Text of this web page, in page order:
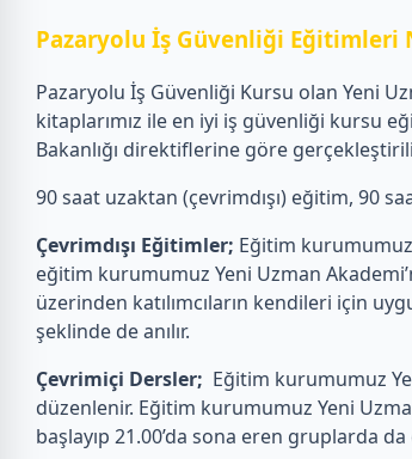
Pazaryolu İş Güvenliği Eğitimleri
Pazaryolu İş Güvenliği Kursu olan Yeni
kitaplarımız ile en iyi iş güvenliği kursu
Bakanlığı direktiflerine göre
90 saat uzaktan (çevrimdışı) eğitim, 90
Çevrimdışı Eğitimler; Eğitim kurumumuz
eğitim kurumumuz Yeni Uzman
üzerinden katılımcıların kendileri için
şeklinde de anılır.
Çevrimiçi Dersler; Eğitim kurumumuz
düzenlenir. Eğitim kurumumuz Yeni
başlayıp 21.00’da sona eren gruplarda